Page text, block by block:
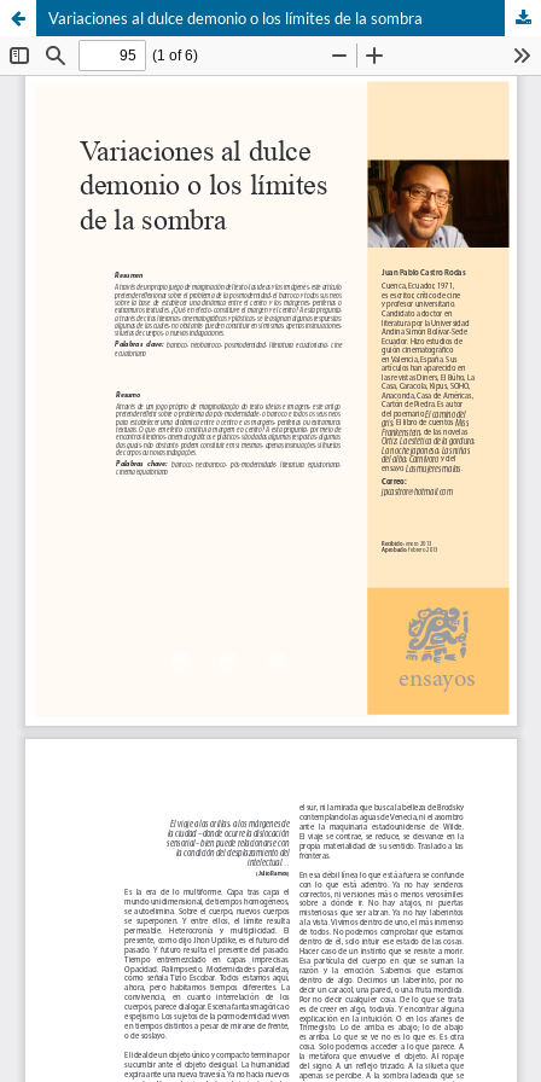
Variaciones al dulce demonio o los límites de la sombra